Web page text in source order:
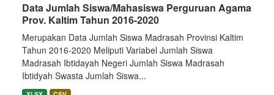
Data Jumlah Siswa/Mahasiswa Perguruan Agama
Prov. Kaltim Tahun 2016-2020
Merupakan Data Jumlah Siswa Madrasah Provinsi Kaltim
Tahun 2016-2020 Meliputi Variabel Jumlah Siswa
Madrasah Ibtidayah Negeri Jumlah Siswa Madrasah
Ibtidyah Swasta Jumlah Siswa...